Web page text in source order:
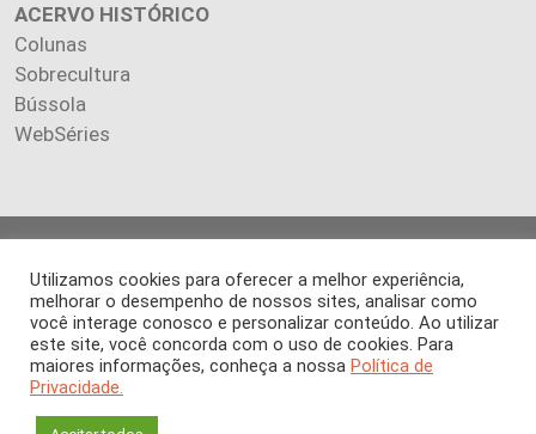
ACERVO HISTÓRICO
Colunas
Sobrecultura
Bússola
WebSéries
reservados.
Os artigos publicados na revista refletem exclusivamente a
opinião de seus autores.
É proibida a reprodução, integral ou parcial, do conteúdo (imagens
Utilizamos cookies para oferecer a melhor experiência,
melhorar o desempenho de nossos sites, analisar como
você interage conosco e personalizar conteúdo. Ao utilizar
este site, você concorda com o uso de cookies. Para
maiores informações, conheça a nossa Política de
Privacidade.